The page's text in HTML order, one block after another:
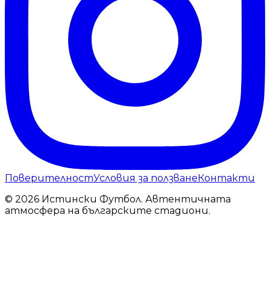
ПоверителностУсловия за ползванеКонтакти
© 2026 Истински Футбол. Автентичната
атмосфера на българските стадиони.